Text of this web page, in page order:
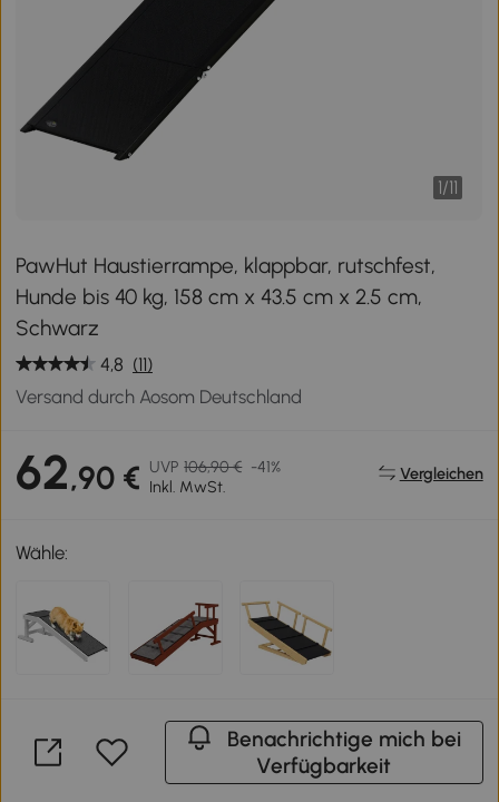
1/11
PawHut Haustierrampe, klappbar, rutschfest,
Hunde bis 40 kg, 158 cm x 43.5 cm x 2.5 cm,
Schwarz
4,8 (11)
Versand durch Aosom Deutschland
62,90 € UVP 106,90 € -41%
Inkl. MwSt.
Vergleichen
Wähle:
Benachrichtige mich bei
Verfügbarkeit